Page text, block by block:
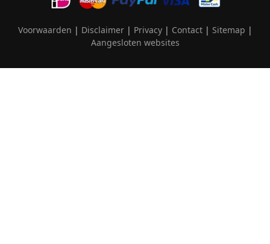
Voorwaarden | Disclaimer| Privacy| Contact| Sitemap |
Aangesloten websites